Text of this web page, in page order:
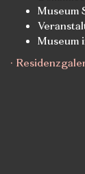
Museum
Museum
·